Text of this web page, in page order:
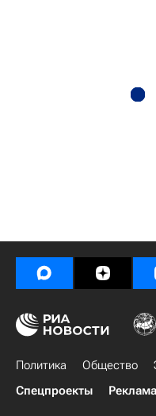
Политика Общество
Спецпроекты
Реклама